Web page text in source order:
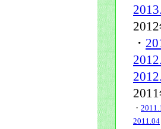
・
・
2011.04